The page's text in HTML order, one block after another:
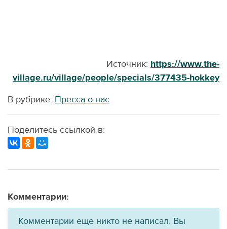
Источник: https://www.the-
village.ru/village/people/specials/377435-hokkey
В рубрике: Пресса о нас
Поделитесь ссылкой в:
Комментарии:
Комментарии еще никто не написал. Вы